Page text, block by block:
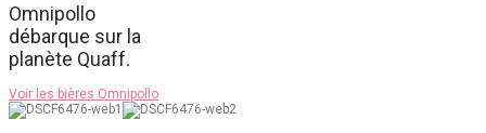
Omnipollo
débarque sur la
planète Quaff.
Voir les bières Omnipollo